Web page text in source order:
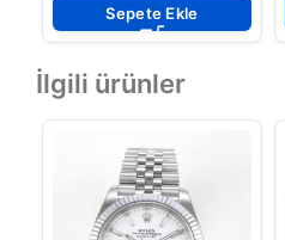
ETA
Sepete Ekle
İlgili ürünler